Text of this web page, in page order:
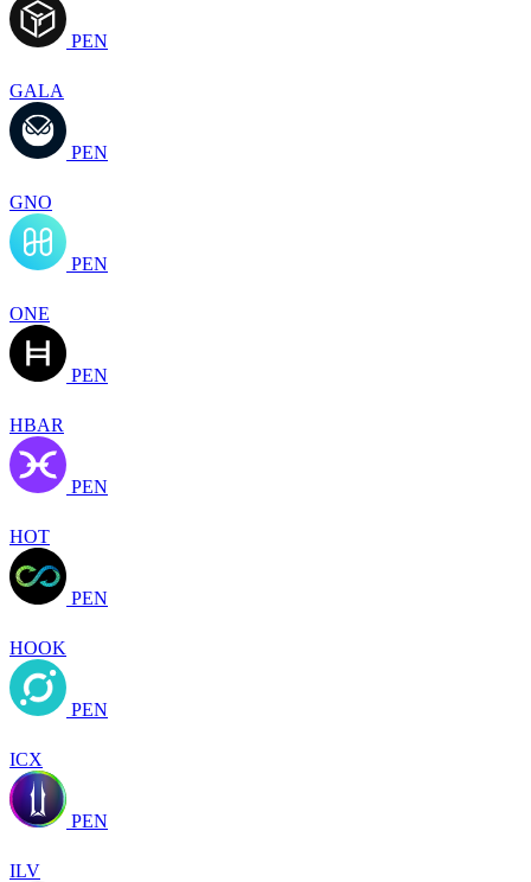
PEN
GALA
PEN
GNO
PEN
ONE
PEN
HBAR
PEN
HOT
PEN
HOOK
PEN
ICX
PEN
ILV